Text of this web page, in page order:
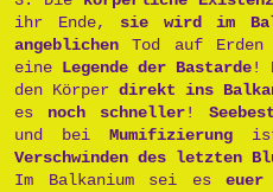
ihr Ende, sie wird im
angeblichen Tod auf
eine Legende der Bastarde!
den Körper direkt ins
es noch schneller!
und bei Mumifizierung ist
Verschwinden des letzten
Im Balkanium sei eseuer